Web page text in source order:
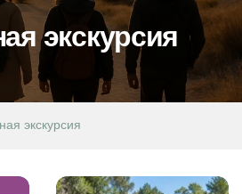
экскурсия
экскурсия